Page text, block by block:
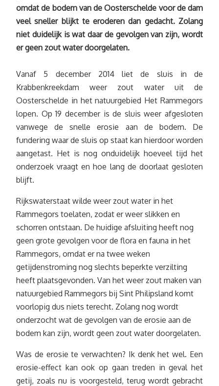
omdat de bodem van de Oosterschelde voor de dam
veel sneller blijkt te eroderen dan gedacht. Zolang
niet duidelijk is wat daar de gevolgen van zijn, wordt
er geen zout water doorgelaten.
Vanaf 5 december 2014 liet de sluis in de
Krabbenkreekdam weer zout water uit de
Oosterschelde in het natuurgebied Het Rammegors
lopen. Op 19 december is de sluis weer afgesloten
vanwege de snelle erosie aan de bodem. De
fundering waar de sluis op staat kan hierdoor worden
aangetast. Het is nog onduidelijk hoeveel tijd het
onderzoek vraagt en hoe lang de doorlaat gesloten
blijft.
Rijkswaterstaat wilde weer zout water in het
Rammegors toelaten, zodat er weer slikken en
schorren ontstaan. De huidige afsluiting heeft nog
geen grote gevolgen voor de flora en fauna in het
Rammegors, omdat er na twee weken
getijdenstroming nog slechts beperkte verzilting
heeft plaatsgevonden. Van het weer zout maken van
natuurgebied Rammegors bij Sint Philipsland komt
voorlopig dus niets terecht. Zolang nog wordt
onderzocht wat de gevolgen van de erosie aan de
bodem kan zijn, wordt geen zout water doorgelaten.
Was de erosie te verwachten? Ik denk het wel. Een
erosie-effect kan ook op gaan treden in geval het
getij, zoals nu is voorgesteld, terug wordt gebracht